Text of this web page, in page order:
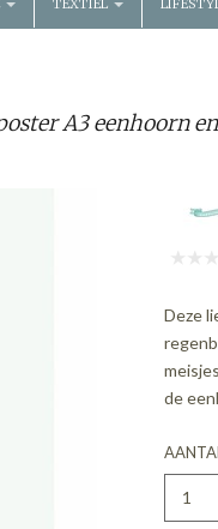
TEXTIEL
A3 eenhoorn
Deze
de